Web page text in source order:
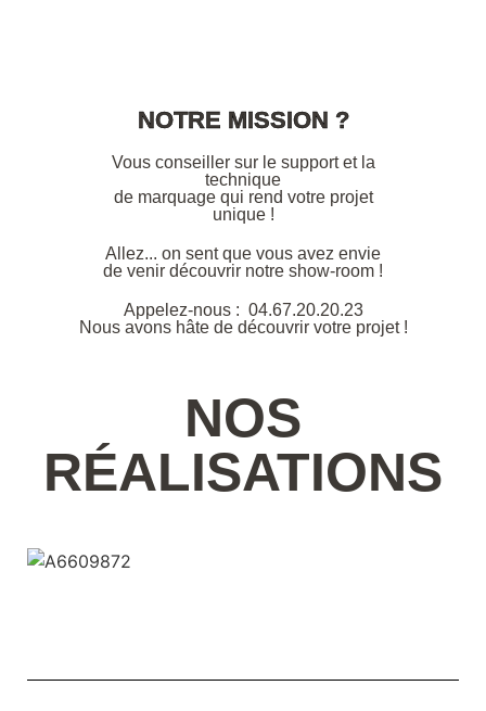
NOTRE MISSION ?
Vous conseiller sur le support et la
technique
de marquage qui rend votre projet
unique !
Allez... on sent que vous avez envie
de venir découvrir notre show-room !
Appelez-nous : 04.67.20.20.23
Nous avons hâte de découvrir votre projet !
NOS
RÉALISATIONS